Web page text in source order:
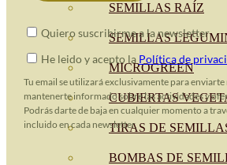
SEMILLAS RAÍZ
SEMILLAS
MICROGREEN
CUBIERTAS
TIRAS DE
BOMBAS DE
Quiero suscribirme a la newsletter
He leido y acepto la Política de
Tu email se utilizará exclusivamente para
mantenerte informado sobre las actividades y
Podrás darte de baja en cualquier momento a
incluido en cada newsletter.